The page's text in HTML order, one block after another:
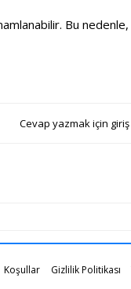
Bu nedenle,
Cevap yazmak için
Koşullar Gizlilik Politikası